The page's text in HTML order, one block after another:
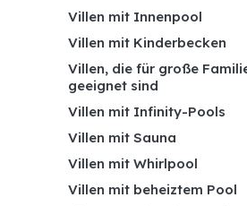
Villen mit Innenpool
Villen mit Kinderbecken
Villen, die für große
geeignet sind
Villen mit Infinity-Pools
Villen mit Sauna
Villen mit Whirlpool
Villen mit beheiztem Pool